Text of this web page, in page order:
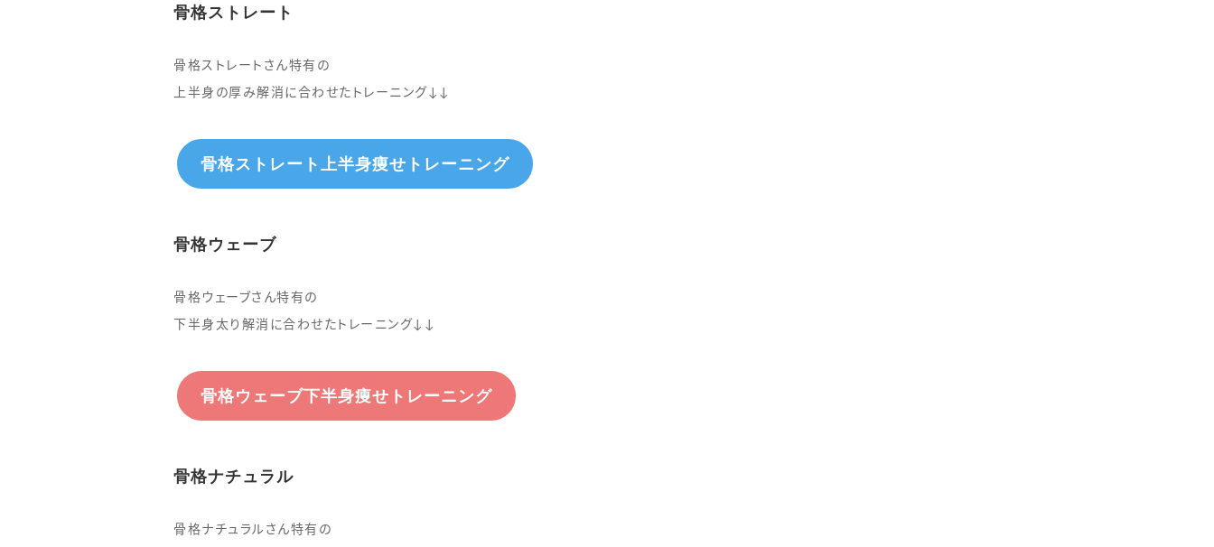
骨格ストレート
骨格ストレートさん特有の
上半身の厚み解消に合わせたトレーニング↓↓
骨格ストレート上半身痩せトレーニング
骨格ウェーブ
骨格ウェーブさん特有の
下半身太り解消に合わせたトレーニング↓↓
骨格ウェーブ下半身痩せトレーニング
骨格ナチュラル
骨格ナチュラルさん特有の